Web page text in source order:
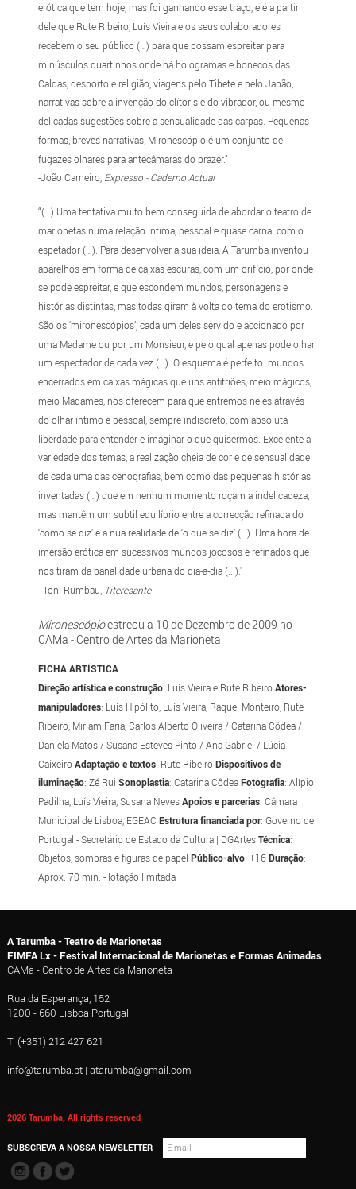
erótica que tem hoje, mas foi ganhando esse traço, e é a partir
dele que Rute Ribeiro, Luís Vieira e os seus colaboradores
recebem o seu público (…) para que possam espreitar para
minúsculos quartinhos onde há hologramas e bonecos das
Caldas, desporto e religião, viagens pelo Tibete e pelo Japão,
narrativas sobre a invenção do clítoris e do vibrador, ou mesmo
delicadas sugestões sobre a sensualidade das carpas. Pequenas
formas, breves narrativas, Mironescópio é um conjunto de
fugazes olhares para antecâmaras do prazer.”
-João Carneiro, Expresso - Caderno Actual
“(…) Uma tentativa muito bem conseguida de abordar o teatro de
marionetas numa relação intima, pessoal e quase carnal com o
espetador (…). Para desenvolver a sua ideia, A Tarumba inventou
aparelhos em forma de caixas escuras, com um orifício, por onde
se pode espreitar, e que escondem mundos, personagens e
histórias distintas, mas todas giram à volta do tema do erotismo.
São os ‘mironescópios’, cada um deles servido e accionado por
uma Madame ou por um Monsieur, e pelo qual apenas pode olhar
um espectador de cada vez (…). O esquema é perfeito: mundos
encerrados em caixas mágicas que uns anfitriões, meio mágicos,
meio Madames, nos oferecem para que entremos neles através
do olhar intimo e pessoal, sempre indiscreto, com absoluta
liberdade para entender e imaginar o que quisermos. Excelente a
variedade dos temas, a realização cheia de cor e de sensualidade
de cada uma das cenografias, bem como das pequenas histórias
inventadas (…) que em nenhum momento roçam a indelicadeza,
mas mantêm um subtil equilíbrio entre a correcção refinada do
‘como se diz’ e a nua realidade de ‘o que se diz’ (…). Uma hora de
imersão erótica em sucessivos mundos jocosos e refinados que
nos tiram da banalidade urbana do dia-a-dia (...)."
- Toni Rumbau, Titeresante
Mironescópioestreou a 10 de Dezembro de 2009 no
CAMa - Centro de Artes da Marioneta.
FICHA ARTÍSTICA
Direção artística e construção: Luís Vieira e Rute RibeiroAtores-
manipuladores: Luís Hipólito, Luís Vieira, Raquel Monteiro, Rute
Ribeiro, Miriam Faria, Carlos Alberto Oliveira / Catarina Côdea /
Daniela Matos / Susana Esteves Pinto / Ana Gabriel / Lúcia
CaixeiroAdaptação e textos: Rute RibeiroDispositivos de
iluminação: Zé RuiSonoplastia: Catarina CôdeaFotografia: Alípio
Padilha, Luís Vieira, Susana NevesApoios e parcerias: Câmara
Municipal de Lisboa, EGEACEstrutura financiada por: Governo de
Portugal - Secretário de Estado da Cultura | DGArtesTécnica:
Objetos, sombras e figuras de papelPúblico-alvo: +16Duração:
Aprox. 70 min. - lotação limitada
A Tarumba - Teatro de Marionetas
FIMFA Lx - Festival Internacional de Marionetas e Formas Animadas
CAMa - Centro de Artes da Marioneta
Rua da Esperança, 152
1200 - 660 Lisboa Portugal
T. (+351) 212 427 621
info@tarumba.pt| atarumba@gmail.com
2026 Tarumba, All rights reserved
SUBSCREVA A NOSSA NEWSLETTER